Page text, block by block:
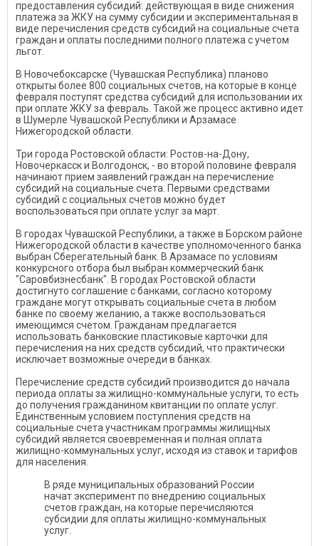
предоставления субсидий: действующая в виде снижения
платежа за ЖКУ на сумму субсидии и экспериментальная в
виде перечисления средств субсидий на социальные счета
граждан и оплаты последними полного платежа с учетом
льгот.
В Новочебоксарске (Чувашская Республика) планово
открыты более 800 социальных счетов, на которые в конце
февраля поступят средства субсидий для использовании их
при оплате ЖКУ за февраль. Такой же процесс активно идет
в Шумерле Чувашской Республики и Арзамасе
Нижегородской области.
Три города Ростовской области: Ростов-на-Дону,
Новочеркасск и Волгодонск, - во второй половине февраля
начинают прием заявлений граждан на перечисление
субсидий на социальные счета. Первыми средствами
субсидий с социальных счетов можно будет
воспользоваться при оплате услуг за март.
В городах Чувашской Республики, а также в Борском районе
Нижегородской области в качестве уполномоченного банка
выбран Сберегательный банк. В Арзамасе по условиям
конкурсного отбора был выбран коммерческий банк
"Саровбизнесбанк". В городах Ростовской области
достигнуто соглашение с банками, согласно которому
граждане могут открывать социальные счета в любом
банке по своему желанию, а также воспользоваться
имеющимся счетом. Гражданам предлагается
использовать банковские пластиковые карточки для
перечисления на них средств субсидий, что практически
исключает возможные очереди в банках.
Перечисление средств субсидий производится до начала
периода оплаты за жилищно-коммунальные услуги, то есть
до получения гражданином квитанции по оплате услуг.
Единственным условием поступления средств на
социальные счета участникам программы жилищных
субсидий является своевременная и полная оплата
жилищно-коммунальных услуг, исходя из ставок и тарифов
для населения.
В ряде муниципальных образований России
начат эксперимент по внедрению социальных
счетов граждан, на которые перечисляются
субсидии для оплаты жилищно-коммунальных
услуг.